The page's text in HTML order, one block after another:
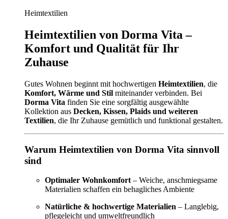
Heimtextilien
Heimtextilien von Dorma Vita –
Komfort und Qualität für Ihr
Zuhause
Gutes Wohnen beginnt mit hochwertigen Heimtextilien, die
Komfort, Wärme und Stil miteinander verbinden. Bei
Dorma Vita finden Sie eine sorgfältig ausgewählte
Kollektion aus Decken, Kissen, Plaids und weiteren
Textilien, die Ihr Zuhause gemütlich und funktional gestalten.
Warum Heimtextilien von Dorma Vita sinnvoll
sind
Optimaler Wohnkomfort – Weiche, anschmiegsame
Materialien schaffen ein behagliches Ambiente
Natürliche & hochwertige Materialien – Langlebig,
pflegeleicht und umweltfreundlich